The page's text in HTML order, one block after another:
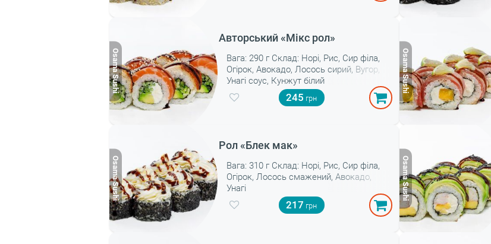
Авторський «Мікс рол»
Вага: 290 г Склад: Норі, Рис, Сир філа,
Огірок, Авокадо, Лосось сирий, Вугор,
Унагі соус, Кунжут білий
245
Рол «Блек мак»
Вага: 310 г Склад: Норі, Рис, Сир філа,
Огірок, Лосось смажений, Авокадо,
Унагі
217